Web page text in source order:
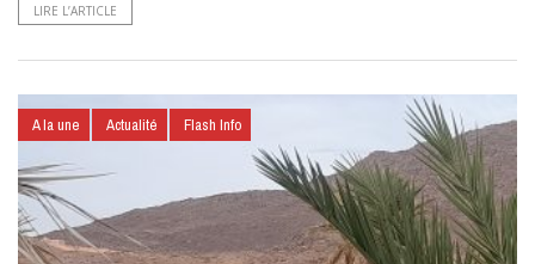
LIRE L’ARTICLE
A la une Actualité Flash Info